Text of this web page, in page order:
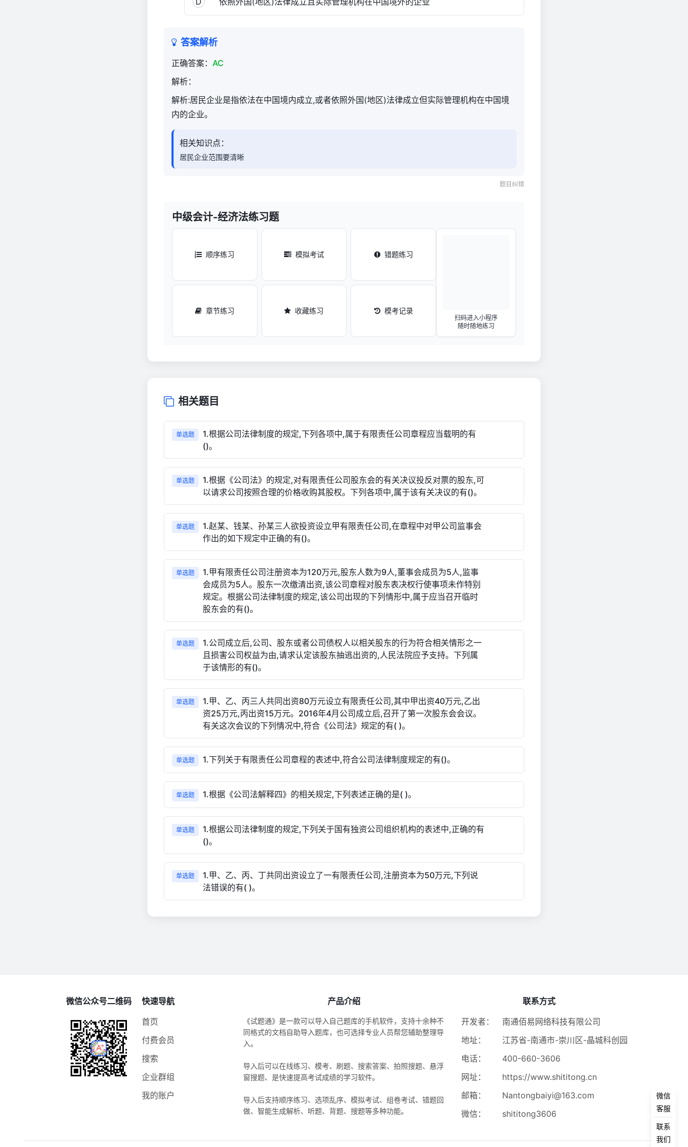
答案解析
正确答案： AC
解析：
解析:居民企业是指依法在中国境内成立,或者依照外国(地区)法律成立但实际管理机构在中国境
内的企业。
相关知识点：
居民企业范围要清晰
题目纠错
中级会计-经济法练习题
顺序练习 模拟考试 错题练习
章节练习 收藏练习 模考记录
扫码进入小程序
随时随地练习
相关题目
单选题
1.根据公司法律制度的规定,下列各项中,属于有限责任公司章程应当载明的有
()。
单选题
1.根据《公司法》的规定,对有限责任公司股东会的有关决议投反对票的股东,可
以请求公司按照合理的价格收购其股权。下列各项中,属于该有关决议的有()。
单选题
1.赵某、钱某、孙某三人欲投资设立甲有限责任公司,在章程中对甲公司监事会
作出的如下规定中正确的有()。
单选题
1.甲有限责任公司注册资本为120万元,股东人数为9人,董事会成员为5人,监事
会成员为5人。股东一次缴清出资,该公司章程对股东表决权行使事项未作特别
规定。根据公司法律制度的规定,该公司出现的下列情形中,属于应当召开临时
股东会的有()。
单选题
1.公司成立后,公司、股东或者公司债权人以相关股东的行为符合相关情形之一
且损害公司权益为由,请求认定该股东抽逃出资的,人民法院应予支持。下列属
于该情形的有()。
单选题
1.甲、乙、丙三人共同出资80万元设立有限责任公司,其中甲出资40万元,乙出
资25万元,丙出资15万元。2016年4月公司成立后,召开了第一次股东会会议。
有关这次会议的下列情况中,符合《公司法》规定的有( )。
单选题 1.下列关于有限责任公司章程的表述中,符合公司法律制度规定的有()。
单选题 1.根据《公司法解释四》的相关规定,下列表述正确的是( )。
单选题
1.根据公司法律制度的规定,下列关于国有独资公司组织机构的表述中,正确的有
()。
单选题
1.甲、乙、丙、丁共同出资设立了一有限责任公司,注册资本为50万元,下列说
法错误的有( )。
微信公众号二维码
快速导航
首页
付费会员
搜索
企业群组
我的账户
产品介绍
《试题通》是一款可以导入自己题库的手机软件，支持十余种不
同格式的文档自助导入题库，也可选择专业人员帮您辅助整理导
入。
导入后可以在线练习、模考、刷题、搜索答案、拍照搜题、悬浮
窗搜题、是快速提高考试成绩的学习软件。
导入后支持顺序练习、选项乱序、模拟考试、组卷考试、错题回
做、智能生成解析、听题、背题、搜题等多种功能。
联系方式
开发者：
南通佰易网络科技有限公司
地址：
江苏省-南通市-崇川区-晶城科创园
电话：
400-660-3606
网址：
https://www.shititong.cn
邮箱：
Nantongbaiyi@163.com
微信：
shititong3606
微信
客服
联系
我们